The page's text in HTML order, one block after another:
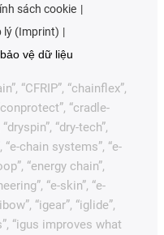
sách cookie
lý (Imprint)
vệ dữ liệu
“CFRIP”, “chainflex”,
“cradle-
“dry-tech”,
“e-chain systems”, “e-
“energy chain”,
“e-skin”, “e-
“igear”, “iglide”,
“igus improves what